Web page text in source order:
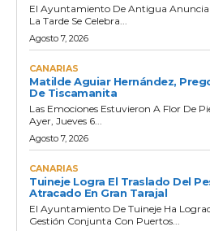
El Ayuntamiento De Antigua Anuncia
La Tarde Se Celebra...
Agosto 7, 2026
CANARIAS
Matilde Aguiar Hernández,
De Tiscamanita
Las Emociones Estuvieron A Flor De
Ayer, Jueves 6...
Agosto 7, 2026
CANARIAS
Tuineje Logra El Traslado Del
Atracado En Gran Tarajal
El Ayuntamiento De Tuineje Ha
Gestión Conjunta Con Puertos...